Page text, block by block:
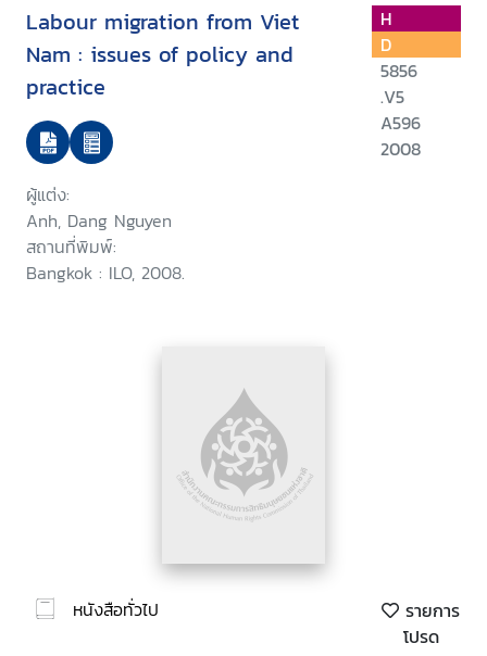
Labour migration from Viet
Nam : issues of policy and
practice
ผู้แต่ง:
Anh, Dang Nguyen
สถานที่พิมพ์:
Bangkok : ILO, 2008.
H
D
5856
.V5
A596
2008
หนังสือทั่วไป
รายการ
โปรด